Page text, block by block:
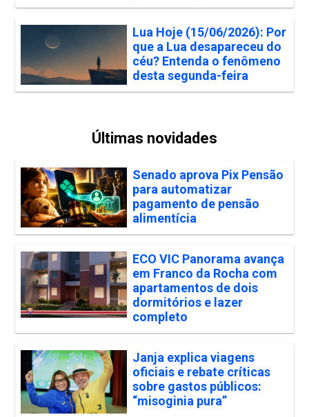
Lua Hoje (15/06/2026): Por
que a Lua desapareceu do
céu? Entenda o fenômeno
desta segunda-feira
Últimas novidades
Senado aprova Pix Pensão
para automatizar
pagamento de pensão
alimentícia
ECO VIC Panorama avança
em Franco da Rocha com
apartamentos de dois
dormitórios e lazer
completo
Janja explica viagens
oficiais e rebate críticas
sobre gastos públicos:
“misoginia pura”